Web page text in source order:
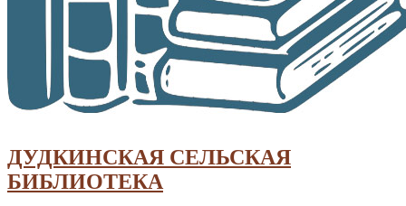
ДУДКИНСКАЯ СЕЛЬСКАЯ
БИБЛИОТЕКА